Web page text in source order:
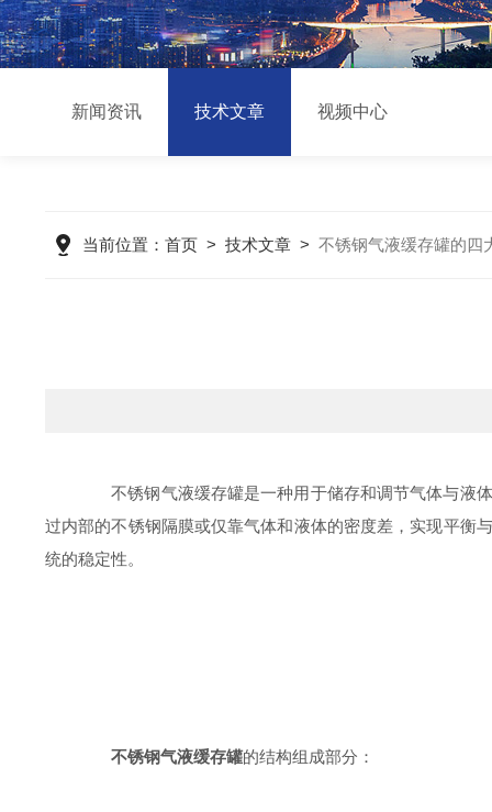
新闻资讯 技术文章 视频中心
当前位置： 首页> 技术文章> 不锈钢气液缓存罐的四
不锈钢气液缓存罐是一种用于储存和调节气体与液体
过内部的不锈钢隔膜或仅靠气体和液体的密度差，实现平衡
统的稳定性。
不锈钢气液缓存罐的结构组成部分：